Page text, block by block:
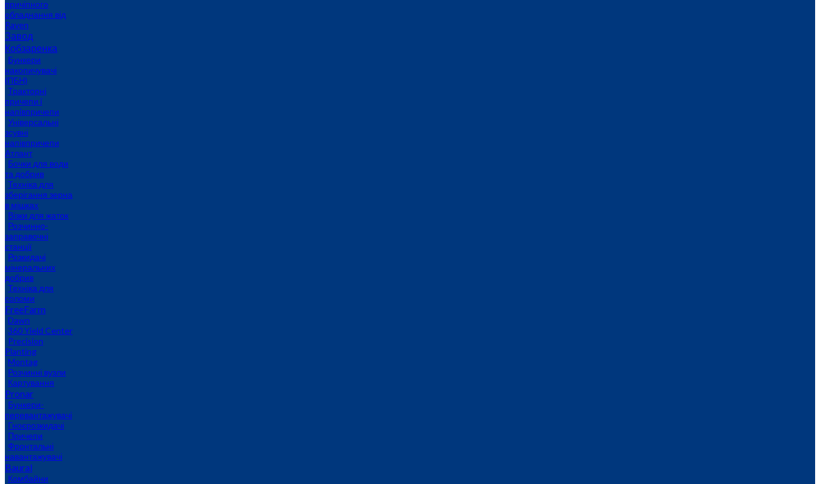
причіпного
обладнання від
Raven
Завод
Кобзаренка
Бункери
накопичувачі
(ПБН)
Тракторні
причепи i
напiвпричепи
Універсальні
зсувні
напівпричепи
Атлант
Бочки для води
та добрив
Техніка для
зберігання зерна
в мішках
Візки для жаток
Розчинно-
заправочні
станції
Розкидачі
мінеральних
добрив
Техніка для
соломи
FreeFarm
Dawn
360 Yield Center
Precision
Planting
Montag
Розчинні вузли
Картування
Pronar
Бункери-
перевантажувачі
Гноєрозкидачі
Причепи
Фронтальні
навантажувачі
Baural
Комбайни